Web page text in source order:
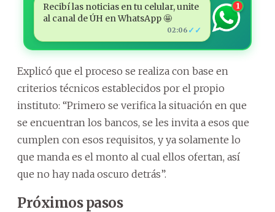
Recibí las noticias en tu celular, unite
al canal de ÚH en WhatsApp 🤩
02:06 ✓✓
1
Explicó que el proceso se realiza con base en
criterios técnicos establecidos por el propio
instituto: “Primero se verifica la situación en que
se encuentran los bancos, se les invita a esos que
cumplen con esos requisitos, y ya solamente lo
que manda es el monto al cual ellos ofertan, así
que no hay nada oscuro detrás”.
Próximos pasos